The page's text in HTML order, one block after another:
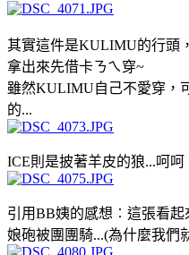
其實這件是KULIMU的行頭
拿出來先借卡ㄋㄟ穿~
雖然KULIMU自己不愛穿，
的...
ICE則是披著羊皮的狼...呵呵
引用BB姨的感想︰這張看起
娘砲被團團騎...(為什麼我們